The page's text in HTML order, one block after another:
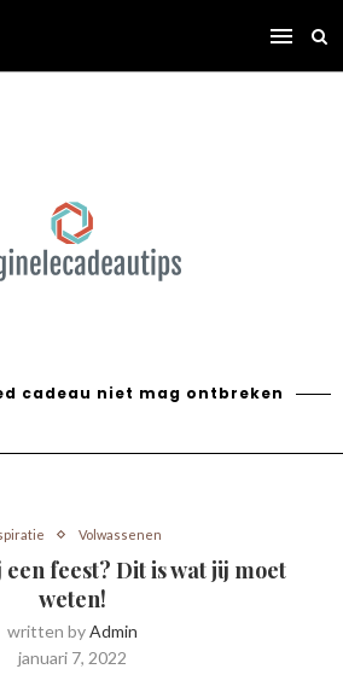
cadeau niet mag ontbreken
Volwassenen
feest? Dit is wat jij moet
weten!
written byAdmin
januari 7, 2022